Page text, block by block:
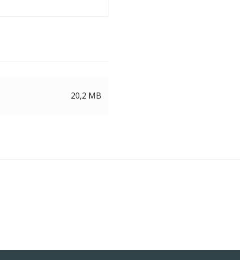
20,2 MB